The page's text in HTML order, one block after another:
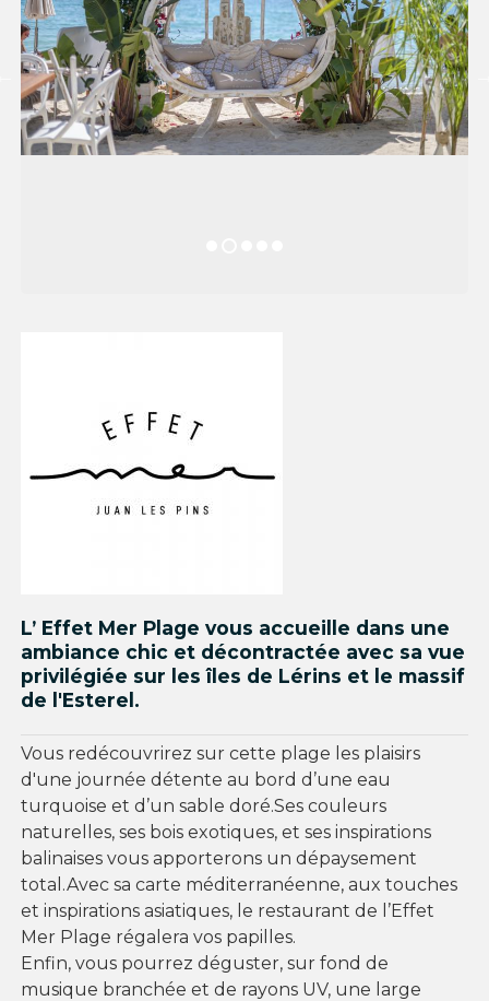
L’ Effet Mer Plage vous accueille dans une
ambiance chic et décontractée avec sa vue
privilégiée sur les îles de Lérins et le massif
de l'Esterel.
Vous redécouvrirez sur cette plage les plaisirs
d'une journée détente au bord d’une eau
turquoise et d’un sable doré.Ses couleurs
naturelles, ses bois exotiques, et ses inspirations
balinaises vous apporterons un dépaysement
total.Avec sa carte méditerranéenne, aux touches
et inspirations asiatiques, le restaurant de l’Effet
Mer Plage régalera vos papilles.
Enfin, vous pourrez déguster, sur fond de
musique branchée et de rayons UV, une large